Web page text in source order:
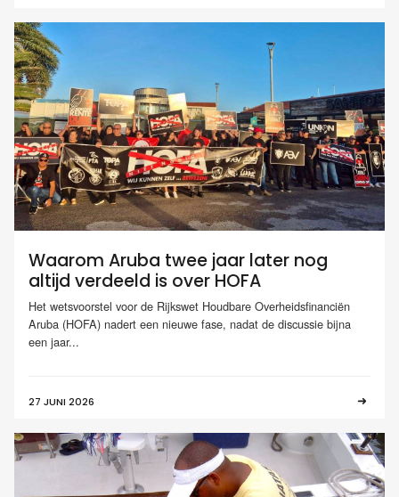
Waarom Aruba twee jaar later nog
altijd verdeeld is over HOFA
Het wetsvoorstel voor de Rijkswet Houdbare Overheidsfinanciën
Aruba (HOFA) nadert een nieuwe fase, nadat de discussie bijna
een jaar...
27 JUNI 2026